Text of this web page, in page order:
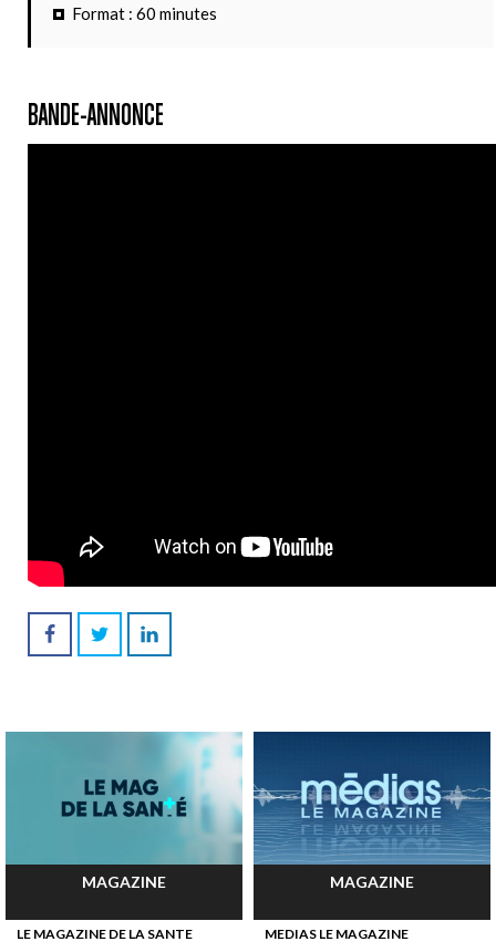
Format : 60 minutes
BANDE-ANNONCE
MAGAZINE
LE MAGAZINE DE LA SANTE
MAGAZINE
MEDIAS LE MAGAZINE